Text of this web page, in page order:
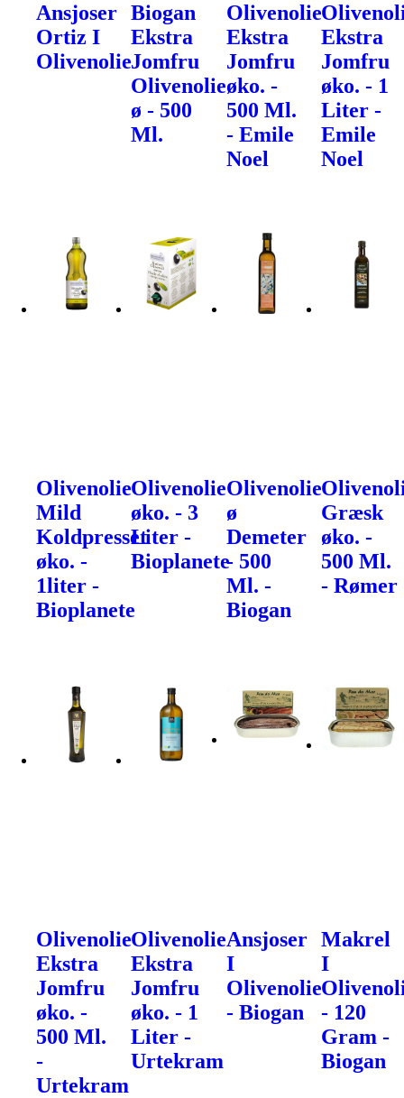
Ansjoser
Ortiz I
Olivenolie
Biogan
Ekstra
Jomfru
Olivenolie
ø - 500
Ml.
Olivenolie
Ekstra
Jomfru
øko. -
500 Ml.
- Emile
Noel
Ekstra
Jomfru
øko. - 1
Liter -
Emile
Noel
Olivenolie
Mild
Koldpresset
øko. -
1liter -
Bioplanete
Olivenolie
øko. - 3
Liter -
Bioplanete
Olivenolie
ø
Demeter
- 500
Ml. -
Biogan
Græsk
øko. -
500 Ml.
- Rømer
Olivenolie
Ekstra
Jomfru
øko. -
500 Ml.
-
Urtekram
Olivenolie
Ekstra
Jomfru
øko. - 1
Liter -
Urtekram
Ansjoser
I
Olivenolie
- Biogan
Makrel
I
- 120
Gram -
Biogan